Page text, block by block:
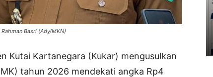
Basri (Ady/MKN)
Kutai Kartanegara (Kukar) mengusulkan
tahun 2026 mendekati angka Rp4